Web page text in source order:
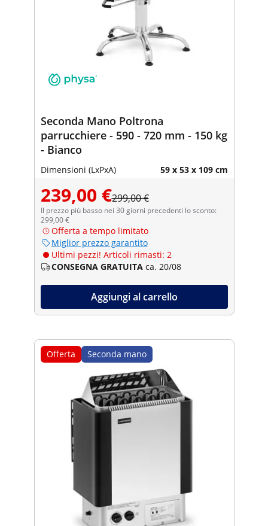
Seconda Mano Poltrona
parrucchiere - 590 - 720 mm - 150 kg
- Bianco
Dimensioni (LxPxA) 59 x 53 x 109 cm
239,00 €299,00 €
Il prezzo più basso nei 30 giorni precedenti lo sconto:
299,00 €
Offerta a tempo limitato
Miglior prezzo garantito
Ultimi pezzi! Articoli rimasti: 2
CONSEGNA GRATUITA ca. 20/08
Aggiungi al carrello
Offerta Seconda mano